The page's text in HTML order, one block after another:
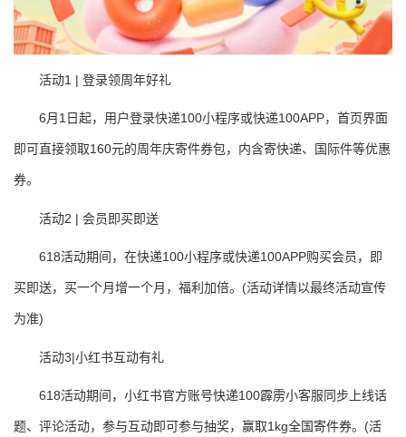
活动1 | 登录领周年好礼
6月1日起，用户登录快递100小程序或快递100APP，首页界面
即可直接领取160元的周年庆寄件券包，内含寄快递、国际件等优惠
券。
活动2 | 会员即买即送
618活动期间，在快递100小程序或快递100APP购买会员，即
买即送，买一个月增一个月，福利加倍。(活动详情以最终活动宣传
为准)
活动3|小红书互动有礼
618活动期间，小红书官方账号快递100霹雳小客服同步上线话
题、评论活动，参与互动即可参与抽奖，赢取1kg全国寄件券。(活